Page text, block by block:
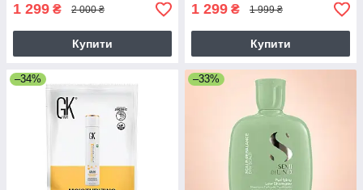
1 299 ₴ 2 000 ₴
Купити
1 299 ₴ 1 999 ₴
Купити
–34% –33%